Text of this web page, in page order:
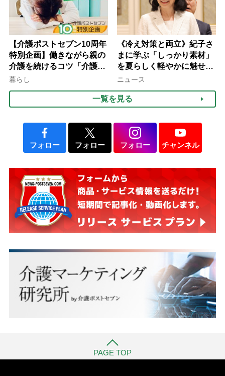
【介護ポストセブン10周年
特別企画】働きながら親の
介護を続けるコツ「介護は
10年以上続くことも…3つ
みよう」【社会福祉士解
説】
暮らし
《冷え対策と両立》紀子さ
まに学ぶ「しっかり素材」
を夏らしく軽やかに魅せる
3つの着こなし法則
ニュース
一覧を見る
フォロー フォロー フォロー チャンネル
PAGE TOP